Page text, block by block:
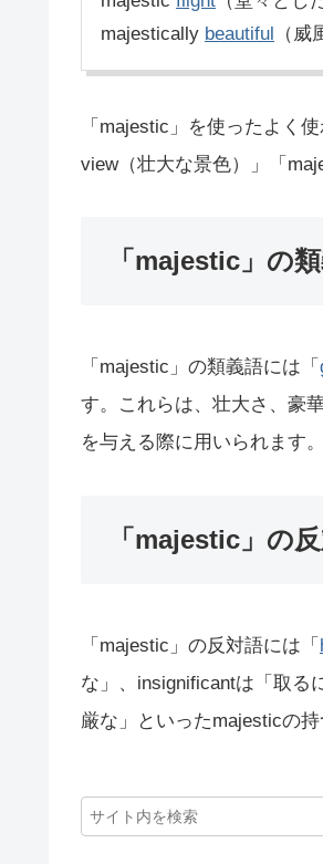
majestically beautiful （威
「majestic」を使ったよく
view（壮大な景色）」「
「majestic」の
「majestic」の類義語には「
す。これらは、壮大さ、豪
を与える際に用いられます。
「majestic」の
「majestic」の反対語には「
な」、insignificantは「取る
厳な」といったmajesticの